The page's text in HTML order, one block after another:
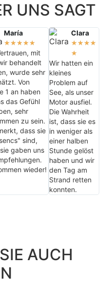
UNS SAGT
María
★★★★★
mit
behandelt
wurde sehr
Von
1 an haben
das Gefühl
sehr
zu sein.
dass sie
sind,
gaben uns
wieder!
Clara
★★★★
★
Wir hatten ein
kleines
Problem auf
See, als unser
Motor ausfiel.
Die Wahrheit
ist, dass sie es
in weniger als
einer halben
Stunde gelöst
haben und wir
den Tag am
Strand retten
konnten.
AUCH